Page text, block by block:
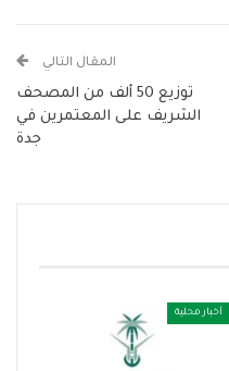
المقال التالي
توزيع 50 ألف من المصحف
الشريف على المعتمرين في
جدة
أخبار محلية